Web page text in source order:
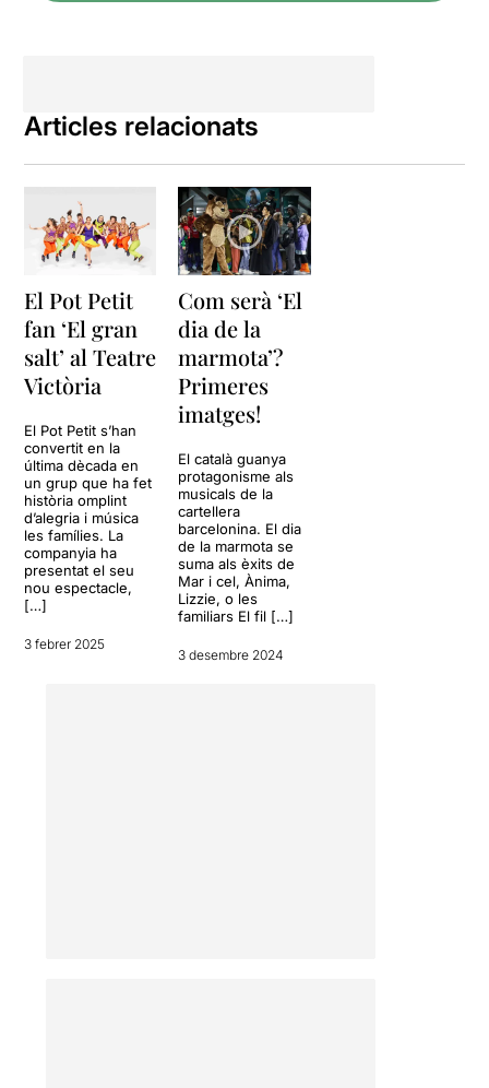
Articles relacionats
El Pot Petit
fan ‘El gran
salt’ al Teatre
Victòria
El Pot Petit s’han
convertit en la
última dècada en
un grup que ha fet
història omplint
d’alegria i música
les famílies. La
companyia ha
presentat el seu
nou espectacle,
[…]
3 febrer 2025
Com serà ‘El
dia de la
marmota’?
Primeres
imatges!
El català guanya
protagonisme als
musicals de la
cartellera
barcelonina. El dia
de la marmota se
suma als èxits de
Mar i cel, Ànima,
Lizzie, o les
familiars El fil […]
3 desembre 2024